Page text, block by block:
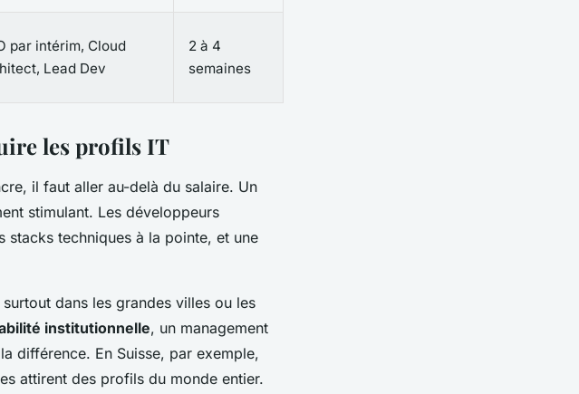
par intérim, Cloud
Lead Dev
2 à 4
semaines
les profils IT
il faut aller au-delà du salaire. Un
stimulant. Les développeurs
stacks techniques à la pointe, et une
dans les grandes villes ou les
institutionnelle, un management
différence. En Suisse, par exemple,
attirent des profils du monde entier.